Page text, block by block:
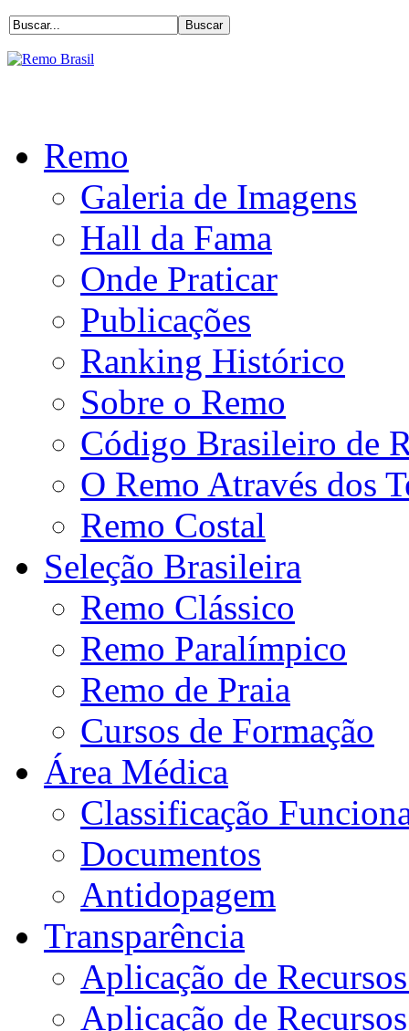
Remo
Galeria de Imagens
Hall da Fama
Onde Praticar
Publicações
Ranking Histórico
Sobre o Remo
Código Brasileiro de
O Remo Através dos
Remo Costal
Seleção Brasileira
Remo Clássico
Remo Paralímpico
Remo de Praia
Cursos de Formação
Área Médica
Classificação
Documentos
Antidopagem
Transparência
Aplicação de
Aplicação de